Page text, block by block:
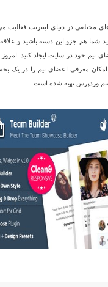
مختلفی در دنیای اینترنت فعالیت
شما هم جزو این دسته باشید و
تیم خود در سایت ایجاد کنید. امروز
امکان معرفی اعضای تیم را در یک
وردپرس تهیه شده است.